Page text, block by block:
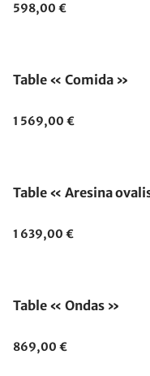
598,00 €
Table « Comida »
1 569,00 €
Table « Aresina
1 639,00 €
Table « Ondas »
869,00 €